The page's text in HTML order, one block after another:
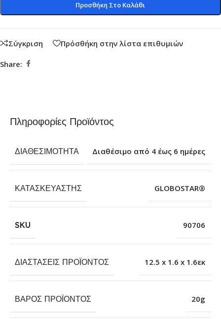
Προσθήκη Στο Καλάθι
Σύγκριση Πρόσθήκη στην λίστα επιθυμιών
Share:
Πληροφορίες Προϊόντος
ΔΙΑΘΕΣΙΜΌΤΗΤΑ Διαθέσιμο από 4 έως 6 ημέρες
ΚΑΤΑΣΚΕΥΑΣΤΉΣ GLOBOSTAR®
SKU 90706
ΔΙΑΣΤΆΣΕΙΣ ΠΡΟΪΌΝΤΟΣ 12.5 x 1.6 x 1.6εκ
ΒΆΡΟΣ ΠΡΟΪΌΝΤΟΣ 20g